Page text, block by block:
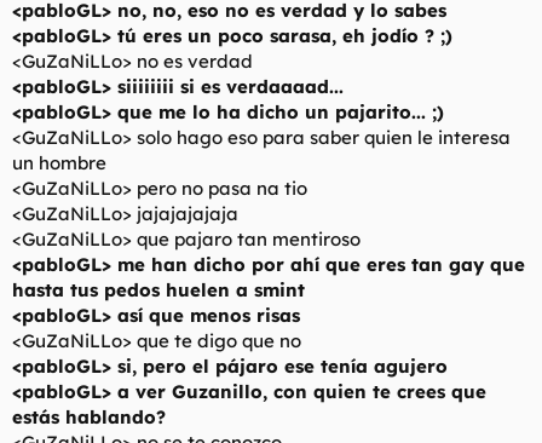
<pabloGL> no, no, eso no es verdad y lo sabes
<pabloGL> tú eres un poco sarasa, eh jodío ? ;)
<GuZaNiLLo> no es verdad
<pabloGL> siiiiiiii si es verdaaaad...
<pabloGL> que me lo ha dicho un pajarito... ;)
<GuZaNiLLo> solo hago eso para saber quien le interesa
un hombre
<GuZaNiLLo> pero no pasa na tio
<GuZaNiLLo> jajajajajaja
<GuZaNiLLo> que pajaro tan mentiroso
<pabloGL> me han dicho por ahí que eres tan gay que
hasta tus pedos huelen a smint
<pabloGL> así que menos risas
<GuZaNiLLo> que te digo que no
<pabloGL> si, pero el pájaro ese tenía agujero
<pabloGL> a ver Guzanillo, con quien te crees que
estás hablando?